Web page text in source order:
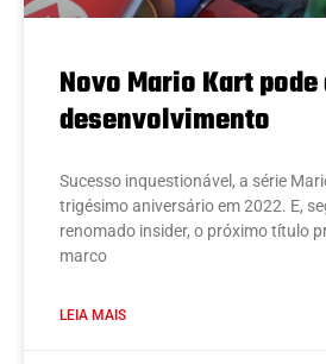
Novo Mario Kart
desenvolvimento
Sucesso inquestionável, a série
trigésimo aniversário em 2022. E,
renomado insider, o próximo título
marco
LEIA MAIS